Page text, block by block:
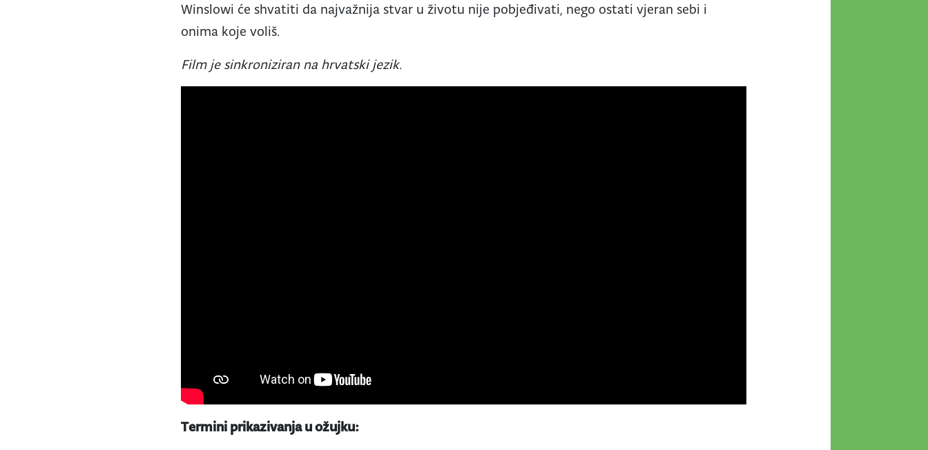
Winslowi će shvatiti da najvažnija stvar u životu nije pobjeđivati, nego ostati vjeran sebi i
onima koje voliš.
Film je sinkroniziran na hrvatski jezik.
Termini prikazivanja u ožujku: